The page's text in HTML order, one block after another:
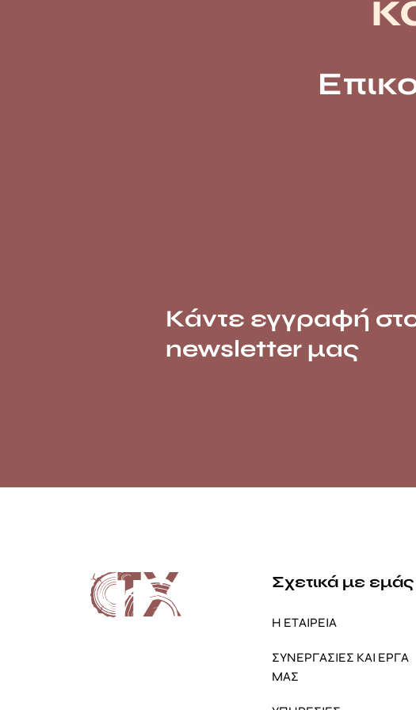
Κάντε εγγραφή
newsletter μας
Σχετικά με εμάς
Η ΕΤΑΙΡΕΙΑ
ΣΥΝΕΡΓΑΣΙΕΣ ΚΑΙ ΕΡΓΑ
ΜΑΣ